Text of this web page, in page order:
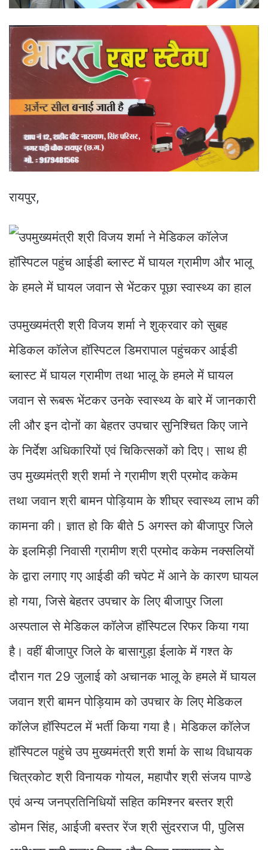
रायपुर,
उपमुख्यमंत्री श्री विजय शर्मा ने शुक्रवार को सुबह
मेडिकल कॉलेज हॉस्पिटल डिमरापाल पहुंचकर आईडी
ब्लास्ट में घायल ग्रामीण तथा भालू के हमले में घायल
जवान से रूबरू भेंटकर उनके स्वास्थ्य के बारे में जानकारी
ली और इन दोनों का बेहतर उपचार सुनिश्चित किए जाने
के निर्देश अधिकारियों एवं चिकित्सकों को दिए। साथ ही
उप मुख्यमंत्री श्री शर्मा ने ग्रामीण श्री प्रमोद ककेम
तथा जवान श्री बामन पोड़ियाम के शीघ्र स्वास्थ्य लाभ की
कामना की। ज्ञात हो कि बीते 5 अगस्त को बीजापुर जिले
के इलमिड़ी निवासी ग्रामीण श्री प्रमोद ककेम नक्सलियों
के द्वारा लगाए गए आईडी की चपेट में आने के कारण घायल
हो गया, जिसे बेहतर उपचार के लिए बीजापुर जिला
अस्पताल से मेडिकल कॉलेज हॉस्पिटल रिफर किया गया
है। वहीं बीजापुर जिले के बासागुड़ा ईलाके में गश्त के
दौरान गत 29 जुलाई को अचानक भालू के हमले में घायल
जवान श्री बामन पोड़ियाम को उपचार के लिए मेडिकल
कॉलेज हॉस्पिटल में भर्ती किया गया है। मेडिकल कॉलेज
हॉस्पिटल पहुंचे उप मुख्यमंत्री श्री शर्मा के साथ विधायक
चित्रकोट श्री विनायक गोयल, महापौर श्री संजय पाण्डे
एवं अन्य जनप्रतिनिधियों सहित कमिश्नर बस्तर श्री
डोमन सिंह, आईजी बस्तर रेंज श्री सुंदरराज पी, पुलिस